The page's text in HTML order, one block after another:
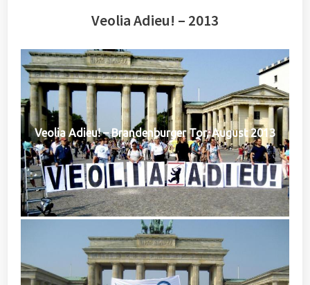
Veolia Adieu! – 2013
Veolia Adieu! – Brandenburger Tor, August 2013